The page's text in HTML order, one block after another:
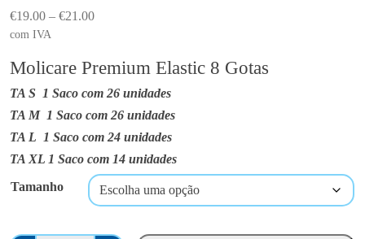
€19.00 – €21.00P
c
e
r
a
g
:
com IVA
Molicare Premium Elastic 8 Gotas
TA S
1 Saco com 26 unidades
TA M 1 Saco com 26 unidades
TA L
1 Saco com 24 unidades
TA XL 1 Saco com 14 unidades
Tamanho